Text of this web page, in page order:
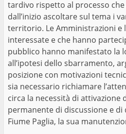
tardivo rispetto al processo
dall’inizio ascoltare sul tema i
territorio. Le Amministrazioni e
interessate e che hanno
pubblico hanno manifestato la
all’ipotesi dello sbarramento,
posizione con motivazioni
sia necessario richiamare
circa la necessità di attivazione
permanente di discussione e
Fiume Paglia, la sua